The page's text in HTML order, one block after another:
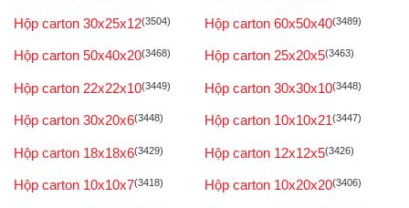
Hộp carton 30x25x12(3504) Hộp carton 60x50x40(3489)
Hộp carton 50x40x20(3468) Hộp carton 25x20x5(3463)
Hộp carton 22x22x10(3449) Hộp carton 30x30x10(3448)
Hộp carton 30x20x6(3448) Hộp carton 10x10x21(3447)
Hộp carton 18x18x6(3429) Hộp carton 12x12x5(3426)
Hộp carton 10x10x7(3418) Hộp carton 10x20x20(3406)